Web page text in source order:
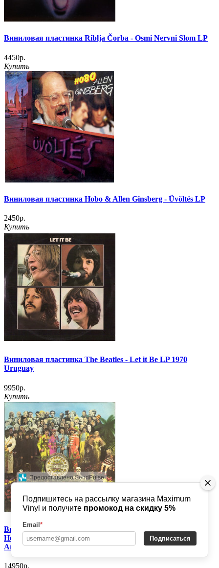
Виниловая пластинка Riblja Čorba - Osmi Nervni Slom LP
4450р.
Купить
Виниловая пластинка Hobo & Allen Ginsberg - Üvöltés LP
2450р.
Купить
Виниловая пластинка The Beatles - Let it Be LP 1970
Uruguay
9950р.
Купить
Виниловая пластинка The Beatles ‎- Sgt Peppers Lonely
Hearts Club Band (La Banda Del Sargento Pepper) LP 1967
Argentina
14950р.
Подпишитесь на рассылку магазина Maximum
Vinyl и получите промокод на скидку 5%
Email *
Подписаться
Предоставлено SendPulse